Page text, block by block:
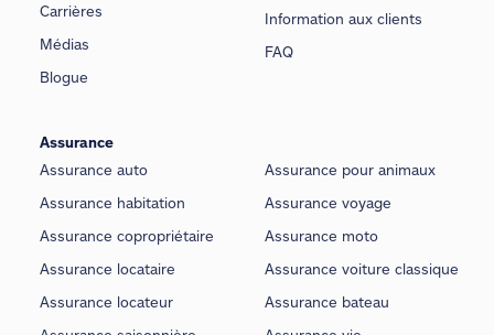
Carrières
Médias
Blogue
Information aux clients
FAQ
Assurance
Assurance auto
Assurance habitation
Assurance copropriétaire
Assurance locataire
Assurance locateur
Assurance pour animaux
Assurance voyage
Assurance moto
Assurance voiture classique
Assurance bateau